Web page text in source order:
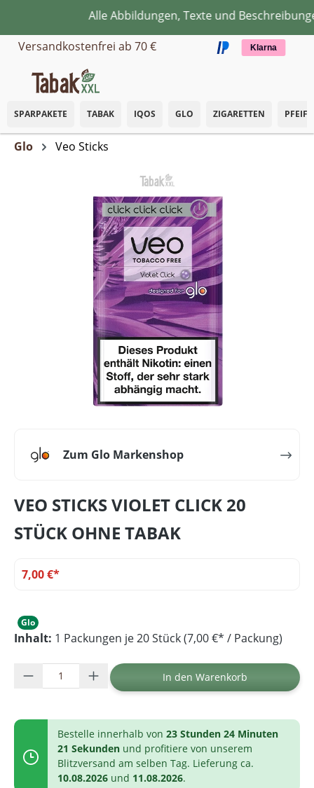
Zum Hauptinhalt springenAlle Abbildungen, Texte und
Versandkostenfrei ab 70 €
Klarna
SPARPAKETE TABAK IQOS GLO ZIGARETTEN
Glo Veo Sticks
Zum Glo Markenshop
VEO STICKS VIOLET CLICK 20
STÜCK OHNE TABAK
7,00 €*
Glo
Inhalt: 1 Packungen je 20 Stück (7,00 €* / Packung)
Produkt Anzahl: Gib den gewünschten
In den Warenkorb
Bestelle innerhalb von 23 Stunden 24 Minuten
21 Sekunden und profitiere von unserem
Blitzversand am selben Tag. Lieferung ca.
10.08.2026 und 11.08.2026.